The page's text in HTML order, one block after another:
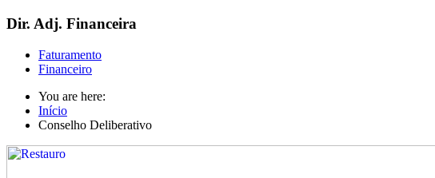
Dir. Adj. Financeira
Faturamento
Financeiro
You are here:
Início
Conselho Deliberativo